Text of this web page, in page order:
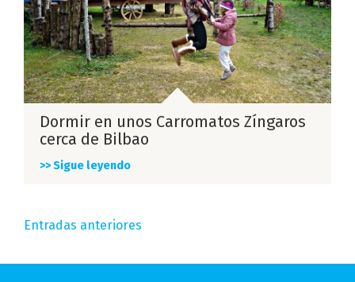
Dormir en unos Carromatos Zíngaros
cerca de Bilbao
>> Sigue leyendo
Navegación
de
Entradas anteriores